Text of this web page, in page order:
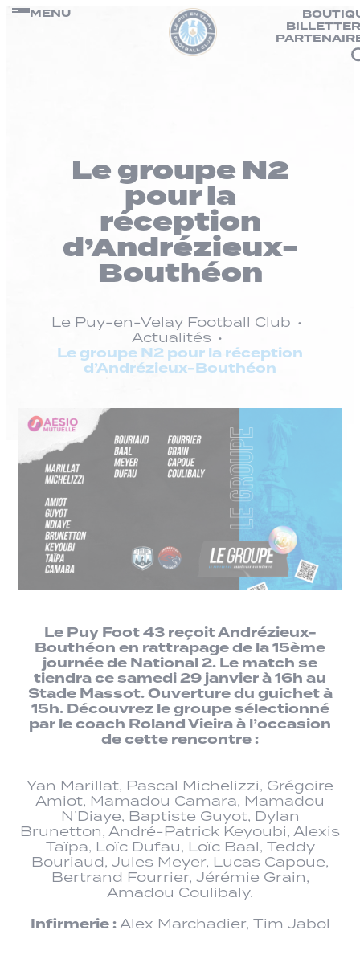
Passer
MENU
Le groupe N2
pour la
réception
d’Andrézieux-
Bouthéon
Le Puy-en-Velay Football Club
Actualités
Le groupe N2 pour la réception
d’Andrézieux-Bouthéon
Le Puy Foot 43 reçoit Andrézieux-
Bouthéon en rattrapage de la 15ème
journée de National 2. Le match se
tiendra ce samedi 29 janvier à 16h au
Stade Massot. Ouverture du guichet à
15h. Découvrez le groupe sélectionné
par le coach Roland Vieira à l’occasion
de cette rencontre :
Yan Marillat, Pascal Michelizzi, Grégoire
Amiot, Mamadou Camara, Mamadou
N’Diaye, Baptiste Guyot, Dylan
Brunetton, André-Patrick Keyoubi, Alexis
Taïpa, Loïc Dufau, Loïc Baal, Teddy
Bouriaud, Jules Meyer, Lucas Capoue,
Bertrand Fourrier, Jérémie Grain,
Amadou Coulibaly.
Infirmerie :Alex Marchadier, Tim Jabol
Panneau de gestion des cookies